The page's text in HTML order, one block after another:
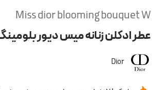
Miss dior blooming bouquet W
عطر ادکلن زنانه میس دیور
Dior